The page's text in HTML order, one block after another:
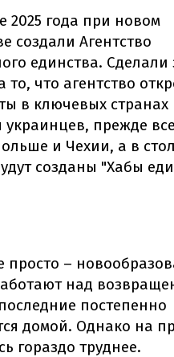
2025 года при новом
создали Агентство
единства. Сделали
что агентство
в ключевых странах
прежде
и Чехии, а в
созданы "Хабы
просто –
над
постепенно
домой. Однако на
гораздо труднее.